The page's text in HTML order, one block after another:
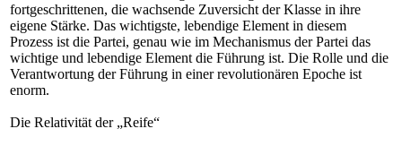
fortgeschrittenen, die wachsende Zuversicht der Klasse in ihre
eigene Stärke. Das wichtigste, lebendige Element in diesem
Prozess ist die Partei, genau wie im Mechanismus der Partei das
wichtige und lebendige Element die Führung ist. Die Rolle und die
Verantwortung der Führung in einer revolutionären Epoche ist
enorm.
Die Relativität der „Reife“